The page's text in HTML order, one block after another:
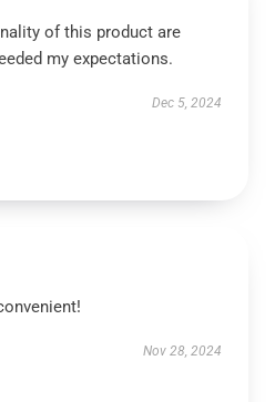
of this product are
my expectations.
Dec 5, 2024
Nov 28, 2024